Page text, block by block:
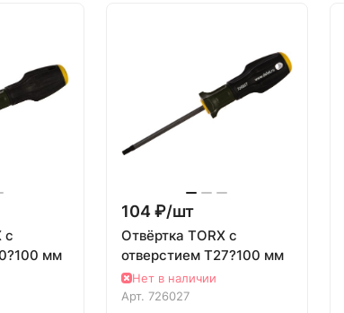
с
мм
104 ₽/шт
Отвёртка TORX с
отверстием T27?100 мм
Нет в наличии
Арт. 726027